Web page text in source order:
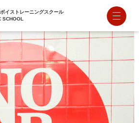
イストレーニングスクール
SCHOOL